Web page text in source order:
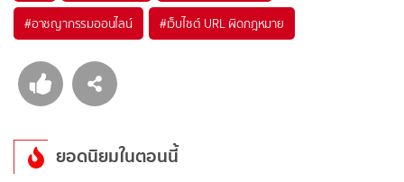
#อาชญากรรมออนไลน์ #เว็บไซต์ URL ผิดกฎหมาย
ยอดนิยมในตอนนี้